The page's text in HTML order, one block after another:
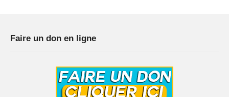
Faire un don en ligne